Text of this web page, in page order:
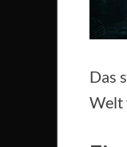
Das
Welt